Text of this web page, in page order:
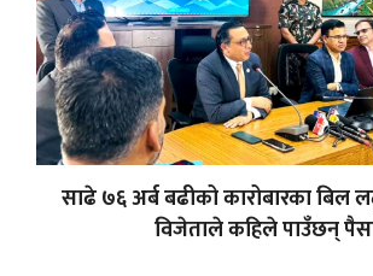
साढे ७६ अर्ब बढीको कारोबारका बिल
विजेताले कहिले पाउँछन्